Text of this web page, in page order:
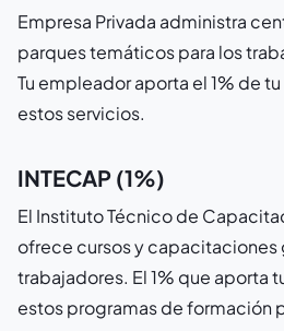
Empresa Privada administra
parques temáticos para los
Tu empleador aporta el 1% de
estos servicios.
INTECAP (1%)
El Instituto Técnico de
ofrece cursos y capacitaciones
trabajadores. El 1% que aporta
estos programas de formación